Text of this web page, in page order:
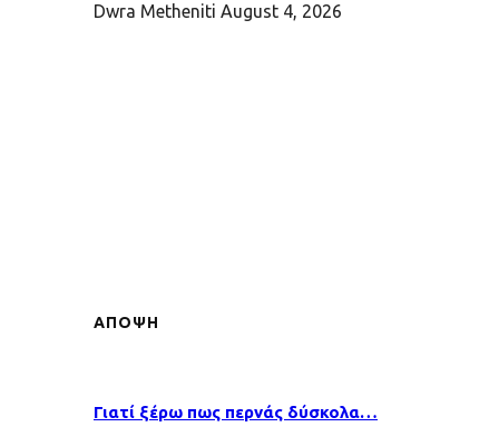
Dwra Metheniti August 4, 2026
ΑΠΟΨΗ
Γιατί ξέρω πως περνάς δύσκολα…